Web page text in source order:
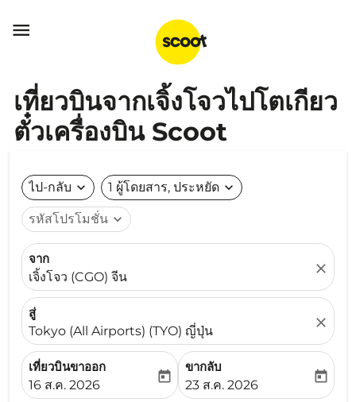

เที่ยวบินจากเจิ้งโจวไปโตเกียว
ตั๋วเครื่องบิน Scoot
ไป-กลับ expand_more 1 ผู้โดยสาร, ประหยัด expand_more
รหัสโปรโมชั่น expand_more
จาก
เจิ้งโจว (CGO) จีน
close
สู่
Tokyo (All Airports) (TYO) ญี่ปุ่น
close
เที่ยวบินขาออก
fc-booking-departure-date-aria-label
16 ส.ค. 2026
today
ขากลับ
fc-booking-return-date-
23 ส.ค. 2026
today